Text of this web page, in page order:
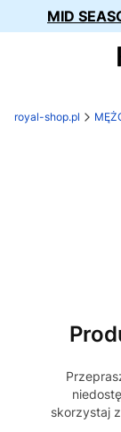
MID
royal-shop.pl
skorzystaj